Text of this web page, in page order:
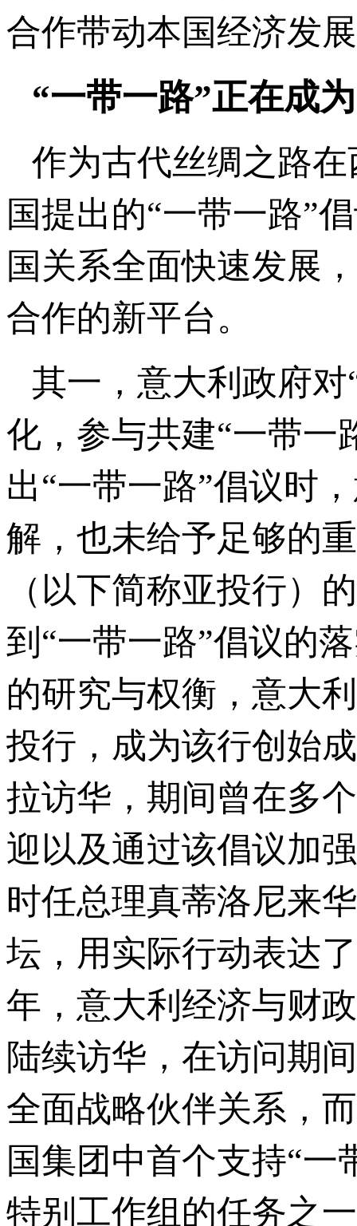
合作带动本国经济发
“一带一路”正在成
作为古代丝绸之路
国提出的“一带一路”
国关系全面快速发展
合作的新平台。
其一，意大利政府
化，参与共建“一带一
出“一带一路”倡议时
解，也未给予足够的
（以下简称亚投行）
到“一带一路”倡议的
的研究与权衡，意大
投行，成为该行创始
拉访华，期间曾在多
迎以及通过该倡议加
时任总理真蒂洛尼来
坛，用实际行动表达
年，意大利经济与财
陆续访华，在访问期
全面战略伙伴关系，
国集团中首个支持“
特别工作组的任务之